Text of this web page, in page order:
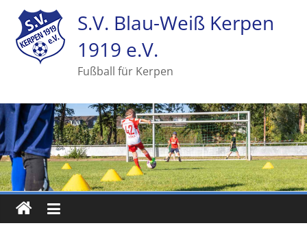
S.V. Blau-Weiß Kerpen
1919 e.V.
Fußball für Kerpen